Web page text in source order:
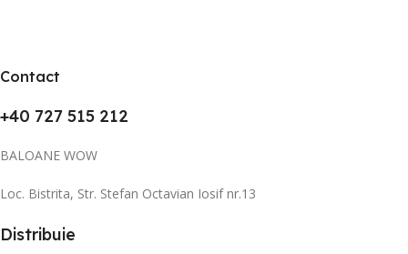
Contact
+40 727 515 212
BALOANE WOW
Loc. Bistrita, Str. Stefan Octavian Iosif nr.13
Distribuie